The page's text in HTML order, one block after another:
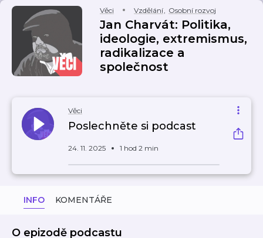
Věci Vzdělání, Osobní rozvoj
Jan Charvát: Politika,
ideologie, extremismus,
radikalizace a
společnost
Věci
Poslechněte si podcast
24. 11. 2025 1 hod 2 min
INFO KOMENTÁŘE
O epizodě podcastu